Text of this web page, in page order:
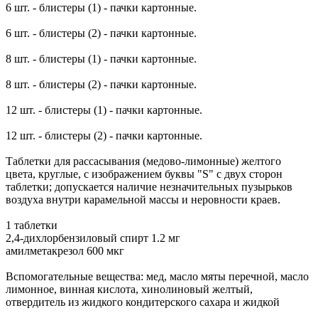
6 шт. - блистеры (1) - пачки картонные.
6 шт. - блистеры (2) - пачки картонные.
8 шт. - блистеры (1) - пачки картонные.
8 шт. - блистеры (2) - пачки картонные.
12 шт. - блистеры (1) - пачки картонные.
12 шт. - блистеры (2) - пачки картонные.
Таблетки для рассасывания (медово-лимонные) желтого
цвета, круглые, с изображением буквы "S" с двух сторон
таблетки; допускается наличие незначительных пузырьков
воздуха внутри карамельной массы и неровности краев.
1 таблетки
2,4-дихлорбензиловый спирт 1.2 мг
амилметакрезол 600 мкг
Вспомогательные вещества: мед, масло мяты перечной, масло
лимонное, винная кислота, хинолиновый желтый,
отвердитель из жидкого кондитерского сахара и жидкой